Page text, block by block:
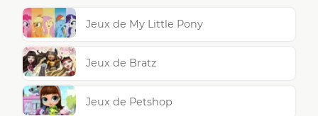
Jeux de My Little Pony
Jeux de Bratz
Jeux de Petshop